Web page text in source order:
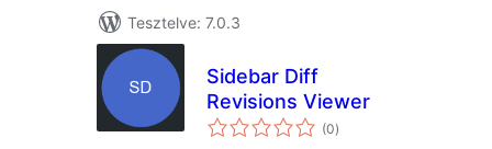
Tesztelve: 7.0.3
Sidebar Diff
Revisions Viewer
(0értékelés
összesen
)